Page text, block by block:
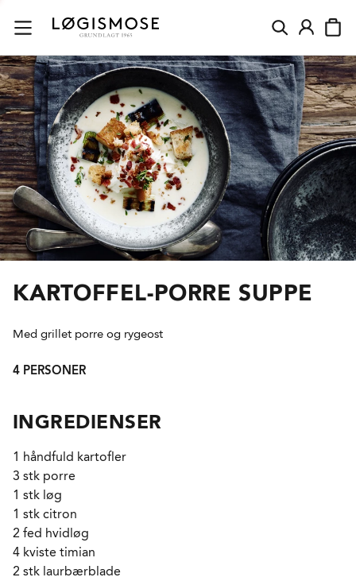
KARTOFFEL-PORRE SUPPE
Med grillet porre og rygeost
4 PERSONER
INGREDIENSER
1 håndfuld kartofler
3 stk porre
1 stk løg
1 stk citron
2 fed hvidløg
4 kviste timian
2 stk laurbærblade